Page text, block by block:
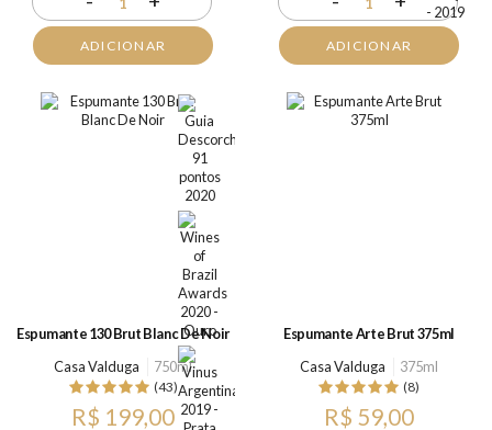
ADICIONAR ADICIONAR
Espumante 130 Brut Blanc De Noir
Casa Valduga
750ml
(43)
R$ 199,00
Espumante Arte Brut 375ml
Casa Valduga
375ml
(8)
R$ 59,00